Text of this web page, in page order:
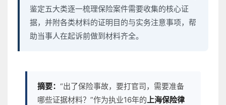
鉴定五大类逐一梳理保险案件需要收集的核心证
据，并附各类材料的证明目的与实务注意事项，帮
助当事人在起诉前做到材料齐全。
摘要： “出了保险事故，要打官司，需要准备
哪些证据材料？”作为执业16年的上海保险律